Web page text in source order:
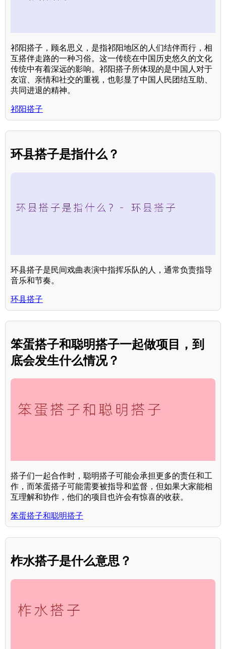
祁阳搭子，顾名思义，是指祁阳地区的人们结伴而行，相
互搭伴走路的一种习俗。这一传统在中国历史悠久的文化
传统中有着深远的影响。祁阳搭子所体现的是中国人对于
友谊、亲情和社交的重视，也彰显了中国人民团结互助、
共同进退的精神。
祁阳搭子
环县搭子是指什么？
环县搭子是民间戏曲表演中指挥乐队的人，通常负责指导
音乐和节奏。
环县搭子
笨蛋搭子和聪明搭子一起做项目，到
底会发生什么情况？
搭子们一起合作时，聪明搭子可能会承担更多的责任和工
作，而笨蛋搭子可能需要被指导和监督，但如果大家能相
互理解和协作，他们的项目也许会有惊喜的收获。
笨蛋搭子和聪明搭子
柞水搭子是什么意思？